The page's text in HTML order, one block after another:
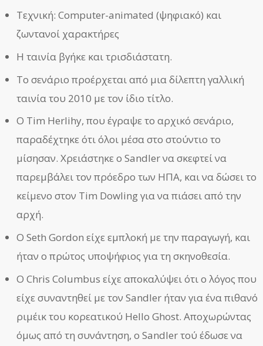
Τεχνική: Computer-animated (ψηφιακό) και
ζωντανοί χαρακτήρες
Η ταινία βγήκε και τρισδιάστατη.
Το σενάριο προέρχεται από μια δίλεπτη γαλλική
ταινία του 2010 με τον ίδιο τίτλο.
Ο Tim Herlihy, που έγραψε το αρχικό σενάριο,
παραδέχτηκε ότι όλοι μέσα στο στούντιο το
μίσησαν. Χρειάστηκε ο Sandler να σκεφτεί να
παρεμβάλει τον πρόεδρο των ΗΠΑ, και να δώσει το
κείμενο στον Tim Dowling για να πιάσει από την
αρχή.
Ο Seth Gordon είχε εμπλοκή με την παραγωγή, και
ήταν ο πρώτος υποψήφιος για τη σκηνοθεσία.
Ο Chris Columbus είχε αποκαλύψει ότι ο λόγος που
είχε συναντηθεί με τον Sandler ήταν για ένα πιθανό
ριμέικ του κορεατικού Hello Ghost. Αποχωρώντας
όμως από τη συνάντηση, ο Sandler τού έδωσε να